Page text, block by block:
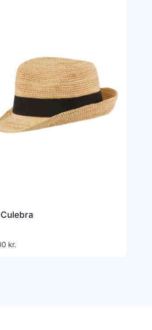
Culebra
kr.